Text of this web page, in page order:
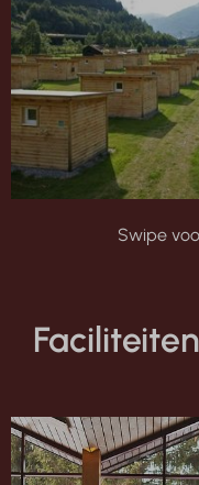
Swipe
Faciliteiten